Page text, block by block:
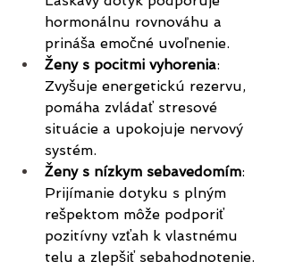
hormonálnu rovnováhu a
prináša emočné uvoľnenie.
Ženy s pocitmi vyhorenia:
Zvyšuje energetickú rezervu,
pomáha zvládať stresové
situácie a upokojuje nervový
systém.
Ženy s nízkym sebavedomím:
Prijímanie dotyku s plným
rešpektom môže podporiť
pozitívny vzťah k vlastnému
telu a zlepšiť sebahodnotenie.